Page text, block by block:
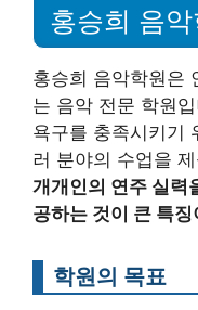
홍승희 음
홍승희 음악학원은
는 음악 전문 학원
욕구를 충족시키기
러 분야의 수업을
개개인의 연주 실력
공하는 것이 큰 특징
학원의 목표